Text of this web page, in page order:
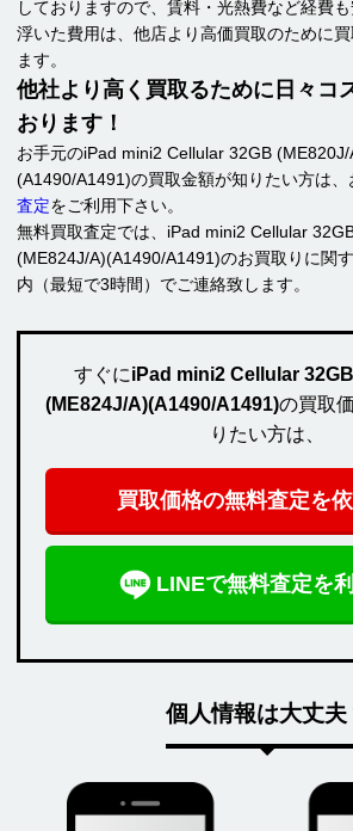
しておりますので、賃料・光熱費など経費も
浮いた費用は、他店より高価買取のために
ます。
他社より高く買取るために日々コ
おります！
お手元のiPad mini2 Cellular 32GB
(A1490/A1491)の買取金額が知りたい方は、
査定をご利用下さい。
無料買取査定では、iPad mini2 Cellular
(ME824J/A)(A1490/A1491)のお買取りに関
内（最短で3時間）でご連絡致します。
すぐにiPad mini2 Cellular
(ME824J/A)(A1490/A1491)の買取
りたい方は、
買取価格の無料査定を
LINEで無料査定を
個人情報は大丈夫